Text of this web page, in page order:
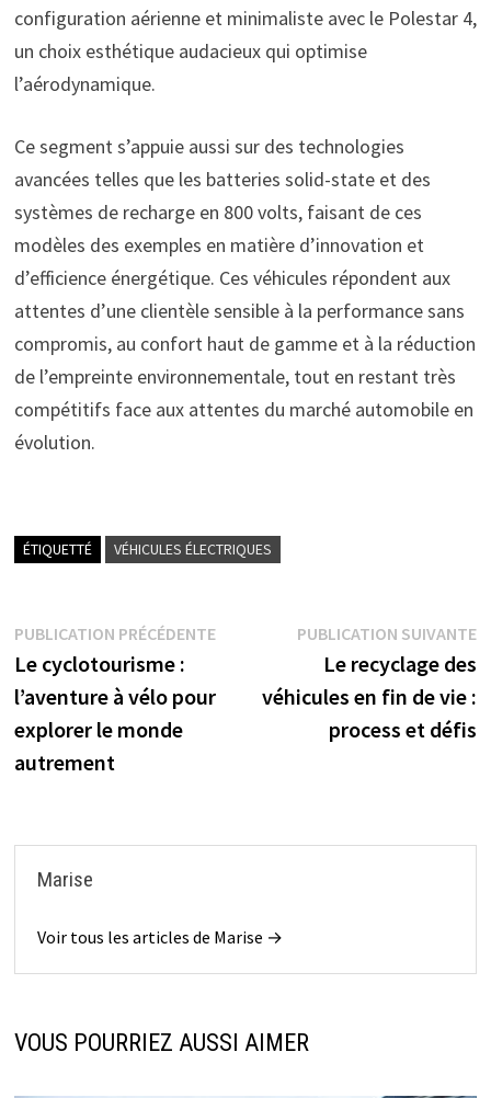
configuration aérienne et minimaliste avec le Polestar 4,
un choix esthétique audacieux qui optimise
l’aérodynamique.
Ce segment s’appuie aussi sur des technologies
avancées telles que les batteries solid-state et des
systèmes de recharge en 800 volts, faisant de ces
modèles des exemples en matière d’innovation et
d’efficience énergétique. Ces véhicules répondent aux
attentes d’une clientèle sensible à la performance sans
compromis, au confort haut de gamme et à la réduction
de l’empreinte environnementale, tout en restant très
compétitifs face aux attentes du marché automobile en
évolution.
ÉTIQUETTÉ VÉHICULES ÉLECTRIQUES
Navigation
de
l’article
PUBLICATION PRÉCÉDENTEPublication
Le cyclotourisme :
l’aventure à vélo pour
explorer le monde
autrement
PUBLICATION SUIVANTE
Le recyclage des
véhicules en fin de vie :
process et défis
Marise
Voir tous les articles de Marise →
VOUS POURRIEZ AUSSI AIMER